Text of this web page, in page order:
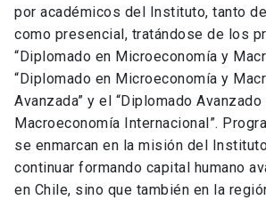
por académicos del Instituto, tanto
como presencial, tratándose de los
“Diplomado en Microeconomía y
“Diplomado en Microeconomía y
Avanzada” y el “Diplomado Avanzado
Macroeconomía Internacional”.
se enmarcan en la misión del
continuar formando capital humano
en Chile, sino que también en la